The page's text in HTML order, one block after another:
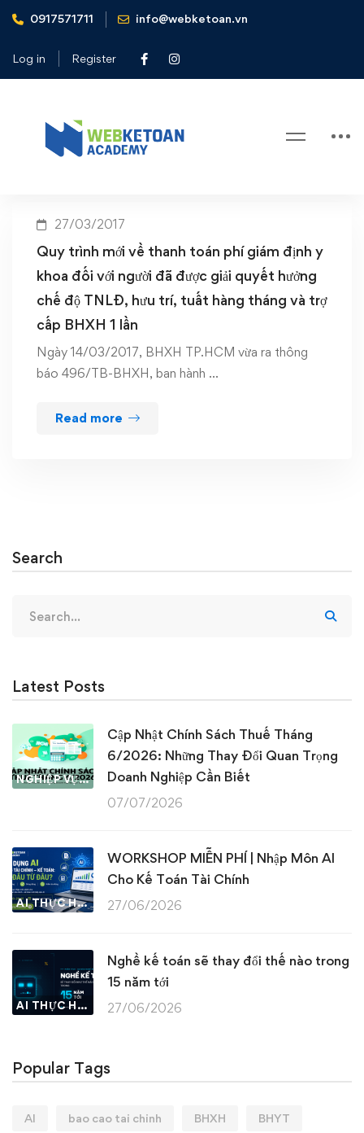
0917571711 info@webketoan.vn
Log in Register
Home tuất hàng tháng và trợ cấp BHXH 1 lần
Tag: tuất hàng tháng và trợ cấp
27/03/2017
Quy trình mới về thanh toán phí giám định y
khoa đối với người đã được giải quyết hưởng
chế độ TNLĐ, hưu trí, tuất hàng tháng và trợ
cấp BHXH 1 lần
Ngày 14/03/2017, BHXH TP.HCM vừa ra thông
báo 496/TB-BHXH, ban hành …
Read more
Search
for:
Latest Posts
NGHIỆP VỤ KẾ TOÁN & THUẾ
Cập Nhật Chính Sách Thuế Tháng
6/2026: Những Thay Đổi Quan Trọng
Doanh Nghiệp Cần Biết
07/07/2026
AI THỰC HÀNH
WORKSHOP MIỄN PHÍ | Nhập Môn AI
Cho Kế Toán Tài Chính
27/06/2026
AI THỰC HÀNH
Nghề kế toán sẽ thay đổi thế nào trong
15 năm tới
27/06/2026
Popular Tags
AI bao cao tai chinh BHXH BHYT